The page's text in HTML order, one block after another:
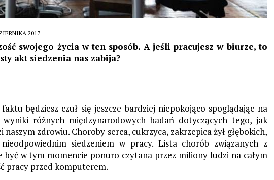
2017
swojego życia w ten sposób. A jeśli pracujesz w biurze, to
akt siedzenia nas zabija?
będziesz czuł się jeszcze bardziej niepokojąco spoglądając na
wyniki różnych międzynarodowych badań dotyczących tego, jak
naszym zdrowiu. Choroby serca, cukrzyca, zakrzepica żył głębokich,
siedzeniem w pracy. Lista chorób związanych z
być w tym momencie ponuro czytana przez miliony ludzi na całym
pracy przed komputerem.